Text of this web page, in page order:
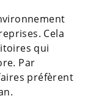
Cela
qui
Par
préfèrent